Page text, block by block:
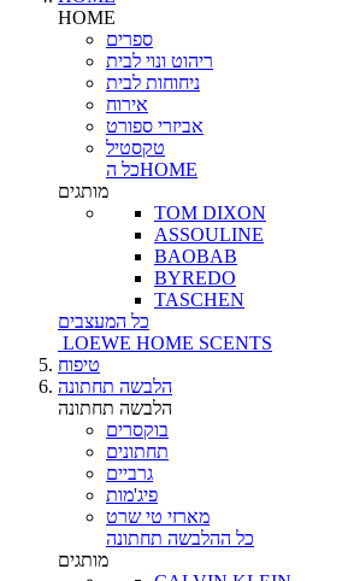
HOME
ספרים
ריהוט ונוי לבית
ניחוחות לבית
אירוח
אביזרי ספורט
טקסטיל
כל הHOME
מותגים
TOM DIXON
ASSOULINE
BAOBAB
BYREDO
TASCHEN
כל המעצבים
LOEWE HOME SCENTS
טיפוח
הלבשה תחתונה
הלבשה תחתונה
בוקסרים
תחתונים
גרביים
פיג'מות
מארזי טי שרט
כל ההלבשה תחתונה
מותגים